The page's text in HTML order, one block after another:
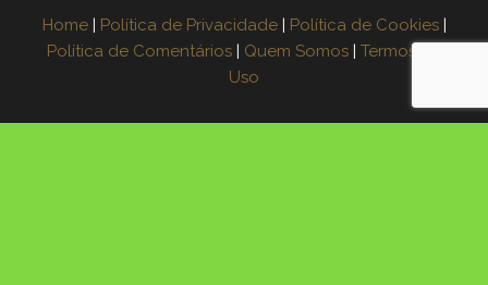
Home | Política de Privacidade | Política de Cookies |
Política de Comentários | Quem Somos | Termos de
Uso